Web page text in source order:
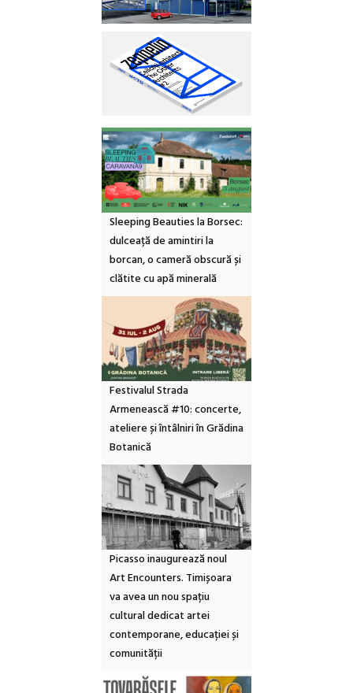
Sleeping Beauties la Borsec:
dulceață de amintiri la
borcan, o cameră obscură și
clătite cu apă minerală
Festivalul Strada
Armenească #10: concerte,
ateliere și întâlniri în Grădina
Botanică
Picasso inaugurează noul
Art Encounters. Timișoara
va avea un nou spațiu
cultural dedicat artei
contemporane, educației și
comunității